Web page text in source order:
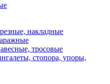
накладные
тросовые
стопора, упоры,